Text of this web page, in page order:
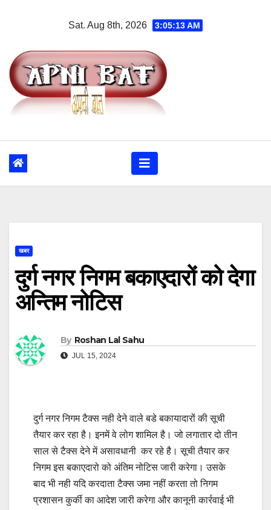
Sat. Aug 8th, 2026 3:05:14 AM
खबर
दुर्ग नगर निगम बकाएदारों को देगा
अन्तिम नोटिस
By Roshan Lal Sahu
JUL 15, 2024
दुर्ग नगर निगम टैक्स नही देने वाले बडे बकायादारों की सूची
तैयार कर रहा है। इनमें वे लोग शामिल है। जो लगातार दो तीन
साल से टैक्स देने में असावधानी कर रहे है। सूची तैयार कर
निगम इस बकाएदारो को अंतिम नोटिस जारी करेगा। उसके
बाद भी नही यदि करदाता टैक्स जमा नहीं करता तो निगम
प्रशासन कुर्की का आदेश जारी करेगा और कानूनी कार्रवाई भी